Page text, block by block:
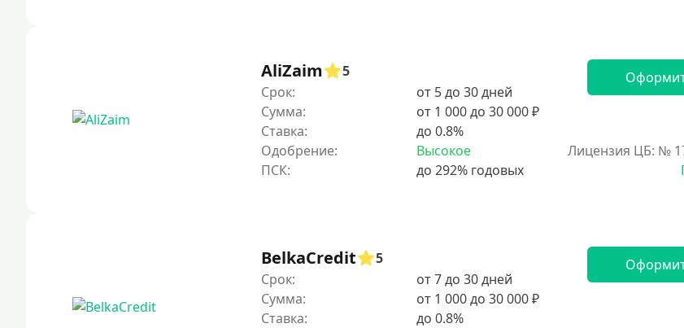
AliZaim
5
Срок:
от 5 до 30 дней
Сумма:
от 1 000 до 30 000 ₽
Ставка:
до 0.8%
Одобрение:
Высокое
Лицензия ЦБ: №
BelkaCredit
5
Срок:
от 7 до 30 дней
Сумма:
от 1 000 до 30 000 ₽
Ставка:
до 0.8%